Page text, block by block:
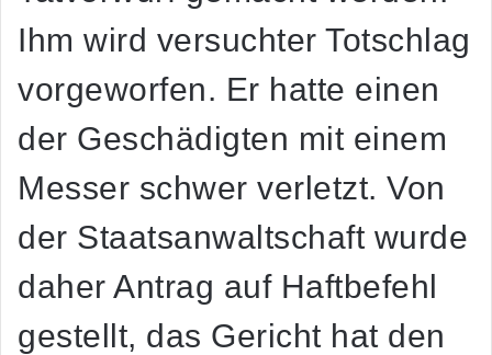
Ihm wird versuchter Totschlag
vorgeworfen. Er hatte einen
der Geschädigten mit einem
Messer schwer verletzt. Von
der Staatsanwaltschaft wurde
daher Antrag auf Haftbefehl
gestellt, das Gericht hat den